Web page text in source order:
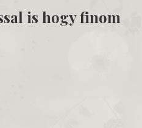
is hogy finom